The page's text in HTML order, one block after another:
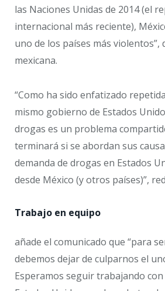
las Naciones Unidas de 2014 (el
internacional más reciente),
uno de los países más violentos”,
mexicana.
“Como ha sido enfatizado
mismo gobierno de Estados
drogas es un problema
terminará si se abordan sus
demanda de drogas en Estados
desde México (y otros países)”,
Trabajo en equipo
añade el comunicado que “para
debemos dejar de culparnos el
Esperamos seguir trabajando